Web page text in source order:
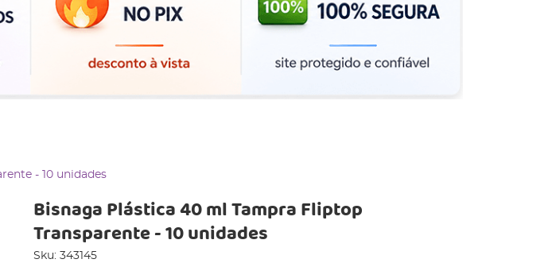
- 10 unidades
Bisnaga Plástica 40 ml Tampra Fliptop
Transparente - 10 unidades
Sku: 343145